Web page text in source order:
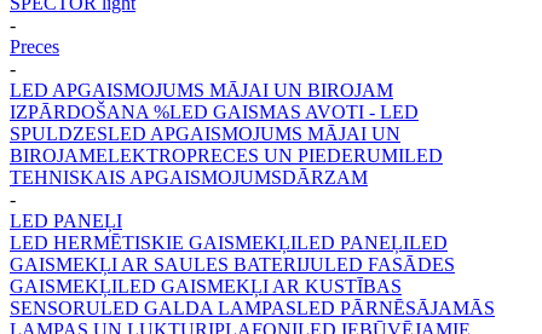
-
Preces
-
LED APGAISMOJUMS MĀJAI UN BIROJAM
IZPĀRDOŠANA %LED GAISMAS AVOTI - LED
SPULDZESLED APGAISMOJUMS MĀJAI UN
BIROJAMELEKTROPRECES UN PIEDERUMILED
TEHNISKAIS APGAISMOJUMSDĀRZAM
-
LED PANEĻI
LED HERMĒTISKIE GAISMEKĻILED PANEĻILED
GAISMEKĻI AR SAULES BATERIJULED FASĀDES
GAISMEKĻILED GAISMEKĻI AR KUSTĪBAS
SENSORULED GALDA LAMPASLED PĀRNĒSĀJAMĀS
LAMPAS UN LUKTURIPLAFONILED IEBŪVĒJAMIE